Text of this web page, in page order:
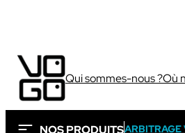
Qui sommes-nous ?Où
NOS PRODUITSARBITRAGE